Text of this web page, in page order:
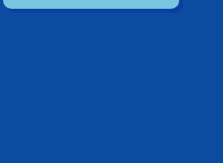
que las mercancías
países pasen
una aduana de
parcial de las
exportar que pueden
en el momento de